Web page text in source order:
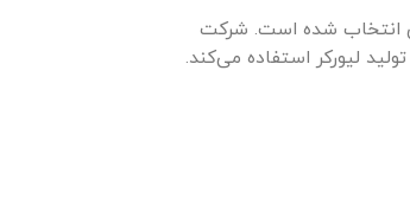
انتخاب شده است. شرکت
لیورکر استفاده می‌کند.